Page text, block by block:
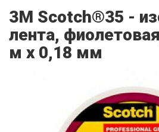
3M Scotch®35 -
лента,
м х 0,18 мм